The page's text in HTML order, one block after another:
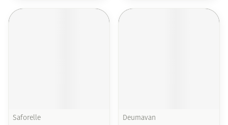
Saforelle Deumavan